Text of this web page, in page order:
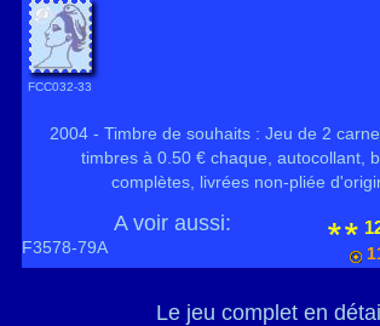
FCC032-33
2004 - Timbre de souhaits : Jeu de 2
timbres à 0.50 € chaque, autocollant,
complètes, livrées non-pliée
A voir aussi:
F3578-79A
Le jeu complet en détail